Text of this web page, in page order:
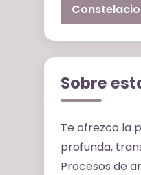
Sobre
Te ofrezco la
profunda,
Procesos de